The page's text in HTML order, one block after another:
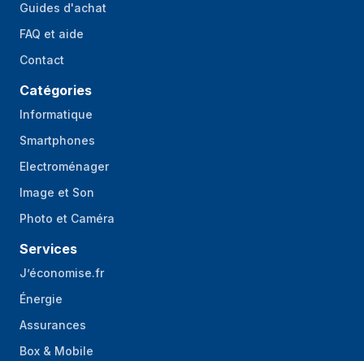
Guides d'achat
FAQ et aide
Contact
Catégories
Informatique
Smartphones
Electroménager
Image et Son
Photo et Caméra
Services
J’économise.fr
Énergie
Assurances
Box & Mobile